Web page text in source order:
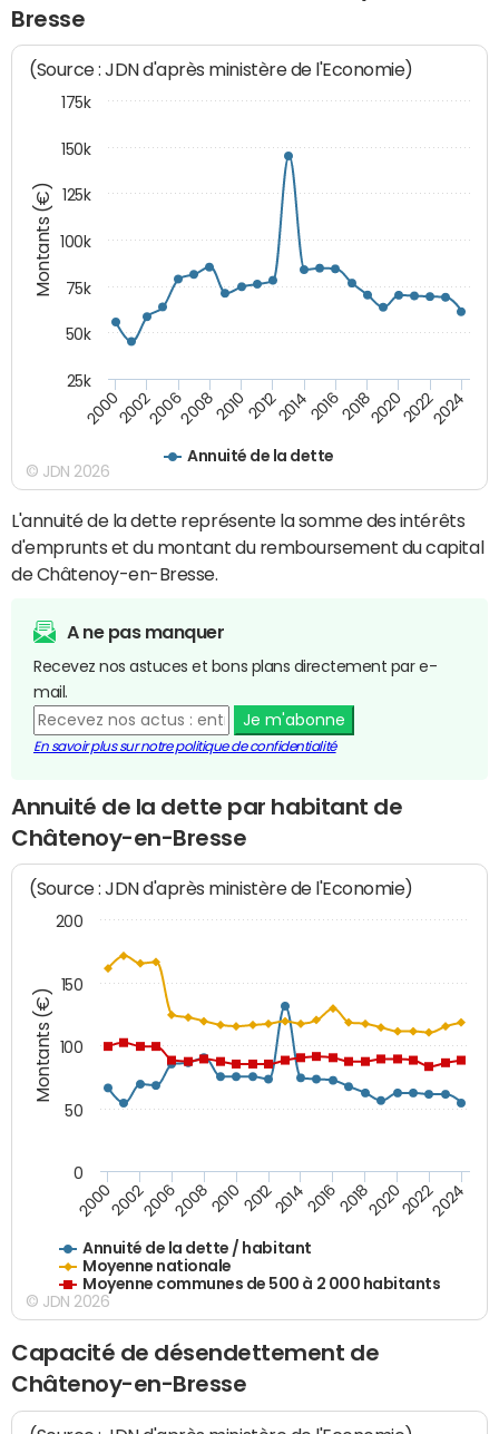
Bresse
Montants (€)
(Source : JDN d'après ministère de l'Economie)
Annuité de la dette
200020022006200820102012201420162018202020222024
25k
50k
75k
100k
125k
150k
175k
© JDN 2026
L'annuité de la dette représente la somme des intérêts
d'emprunts et du montant du remboursement du capital
de Châtenoy-en-Bresse.
A ne pas manquer
Recevez nos astuces et bons plans directement par e-
mail.
Je m'abonne
En savoir plus sur notre politique de confidentialité
Annuité de la dette par habitant de
Châtenoy-en-Bresse
Montants (€)
(Source : JDN d'après ministère de l'Economie)
Annuité de la dette / habitant
Moyenne nationale
Moyenne communes de 500 à 2 000 habitants
200020022006200820102012201420162018202020222024
0
50
100
150
200
© JDN 2026
Capacité de désendettement de
Châtenoy-en-Bresse